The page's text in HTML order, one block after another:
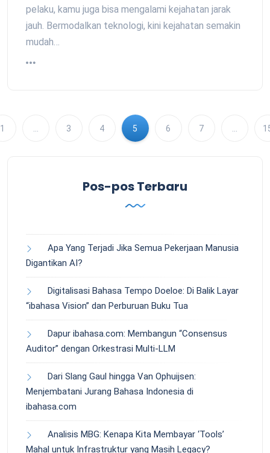
pelaku, kamu juga bisa mengalami kejahatan jarak
jauh. Bermodalkan teknologi, kini kejahatan semakin
mudah…
1 3 4 5 6 7
Pos-pos Terbaru
Apa Yang Terjadi Jika Semua Pekerjaan Manusia
Digantikan AI?
Digitalisasi Bahasa Tempo Doeloe: Di Balik Layar
“ibahasa Vision” dan Perburuan Buku Tua
Dapur ibahasa.com: Membangun “Consensus
Auditor” dengan Orkestrasi Multi-LLM
Dari Slang Gaul hingga Van Ophuijsen:
Menjembatani Jurang Bahasa Indonesia di
ibahasa.com
Analisis MBG: Kenapa Kita Membayar ‘Tools’
Mahal untuk Infrastruktur yang Masih Legacy?